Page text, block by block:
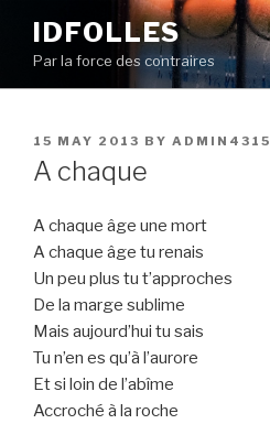
content
IDFOLLES
Par la force des contraires
POSTED
ON
15 MAY 2013 BY ADMIN4315
A chaque
A chaque âge une mort
A chaque âge tu renais
Un peu plus tu t’approches
De la marge sublime
Mais aujourd’hui tu sais
Tu n’en es qu’à l’aurore
Et si loin de l’abîme
Accroché à la roche